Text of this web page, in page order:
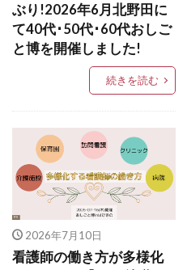
ぶり!2026年6月北野田に
て40代･50代･60代おしご
と博を開催しました!
続きを読む
2026年7月10日
看護師の働き方が多様化